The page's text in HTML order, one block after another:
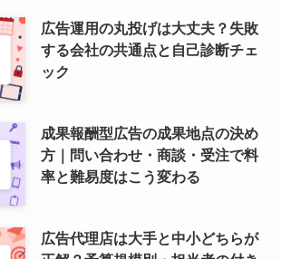
広告運用の丸投げは大丈夫？失敗
する会社の共通点と自己診断チェ
ック
成果報酬型広告の成果地点の決め
方｜問い合わせ・商談・受注で料
率と難易度はこう変わる
広告代理店は大手と中小どちらが